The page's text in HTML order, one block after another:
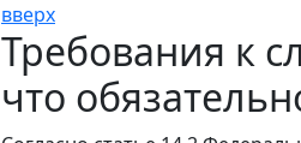
вверх
Требования к
что